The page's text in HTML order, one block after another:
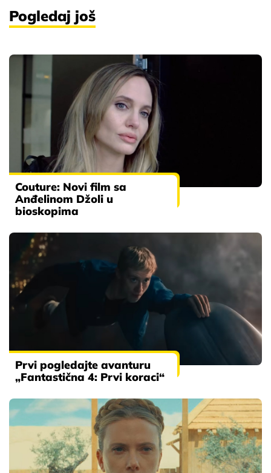
Pogledaj još
Couture: Novi film sa
Anđelinom Džoli u
bioskopima
Prvi pogledajte avanturu
„Fantastična 4: Prvi koraci“